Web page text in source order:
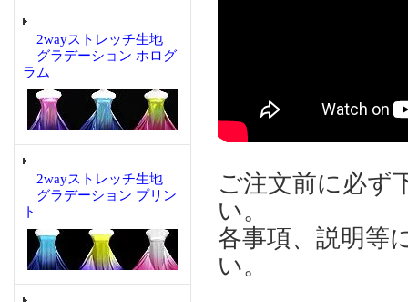
2wayストレッチ生地
グラデーション ホログ
ラム
2wayストレッチ生地
グラデーション プリン
ト
ご注文前に必ず
い。
各事項、説明等
い。